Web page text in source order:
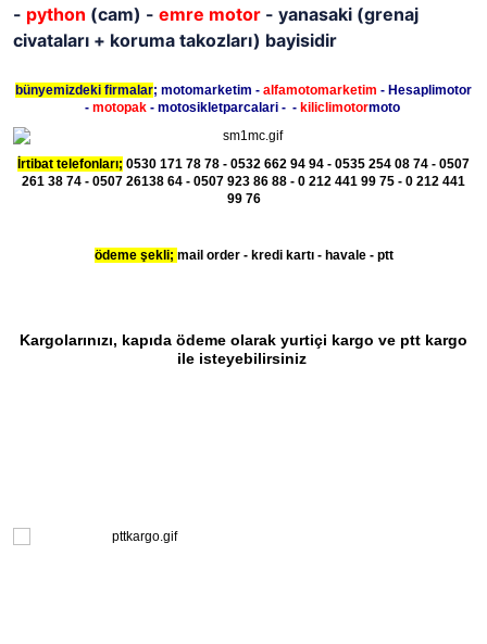
- python (cam) - emre motor - yanasaki (grenaj
civataları + koruma takozları) bayisidir
bünyemizdeki firmalar; motomarketim - alfamotomarketim - Hesaplimotor
- motopak- motosikletparcalari - - kiliclimotormoto
İrtibat telefonları; 0530 171 78 78 - 0532 662 94 94 - 0535 254 08 74 - 0507
261 38 74 - 0507 26138 64 - 0507 923 86 88 - 0 212 441 99 75 - 0 212 441
99 76
ödeme şekli; mail order - kredi kartı - havale - ptt
Kargolarınızı, kapıda ödeme olarak yurtiçi kargo ve ptt kargo
ile isteyebilirsiniz